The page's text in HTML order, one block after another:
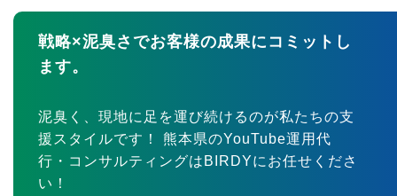
戦略×泥臭さでお客様の成果にコミットし
ます。
泥臭く、現地に足を運び続けるのが私たちの支
援スタイルです！ 熊本県のYouTube運用代
行・コンサルティングはBIRDYにお任せくださ
い！